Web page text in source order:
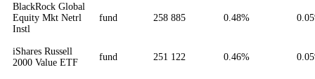
BlackRock Global
Equity Mkt Netrl
Instl
fund 258 885 0.48%
iShares Russell
2000 Value ETF
fund 251 122 0.46%